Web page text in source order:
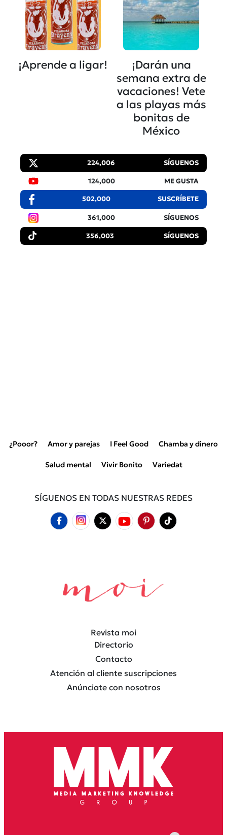
¡Aprende a ligar!
¡Darán una
semana extra de
vacaciones! Vete
a las playas más
bonitas de
México
224,006 SÍGUENOS
124,000 ME GUSTA
502,000 SUSCRÍBETE
361,000 SÍGUENOS
356,003 SÍGUENOS
¿Pooor? Amor y parejas I Feel Good Chamba y dinero
Salud mental Vivir Bonito Variedat
SÍGUENOS EN TODAS NUESTRAS REDES
Revista moi
Directorio
Contacto
Atención al cliente suscripciones
Anúnciate con nosotros